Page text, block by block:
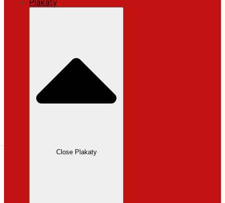
Plakaty
Close Plakaty